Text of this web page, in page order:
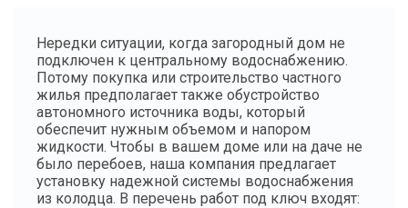
Нередки ситуации, когда загородный дом не
подключен к центральному водоснабжению.
Потому покупка или строительство частного
жилья предполагает также обустройство
автономного источника воды, который
обеспечит нужным объемом и напором
жидкости. Чтобы в вашем доме или на даче не
было перебоев, наша компания предлагает
установку надежной системы водоснабжения
из колодца. В перечень работ под ключ входят: